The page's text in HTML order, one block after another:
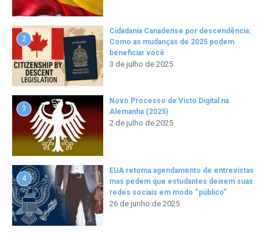
2
Cidadania Canadense por descendência:
Como as mudanças de 2025 podem
beneficiar você
3 de julho de 2025
3
Novo Processo de Visto Digital na
Alemanha (2025)
2 de julho de 2025
4
EUA retoma agendamento de entrevistas
mas pedem que estudantes deixem suas
redes sociais em modo “público”
26 de junho de 2025